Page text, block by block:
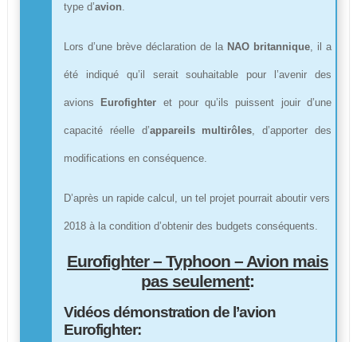
type d’avion.
Lors d’une brève déclaration de la NAO britannique, il a
été indiqué qu’il serait souhaitable pour l’avenir des
avions Eurofighter et pour qu’ils puissent jouir d’une
capacité réelle d’appareils multirôles, d’apporter des
modifications en conséquence.
D’après un rapide calcul, un tel projet pourrait aboutir vers
2018 à la condition d’obtenir des budgets conséquents.
Eurofighter – Typhoon – Avion mais
pas seulement:
Vidéos démonstration de l’avion
Eurofighter: